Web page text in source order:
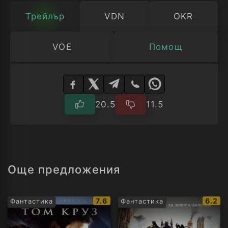
Трейлър VDN OKR
VOE Помощ
Изберете
20.5 11.5
Още предложения
Фантастика
IMDb
рейтинг:
7.6 Фантастика
IMDb
6.2